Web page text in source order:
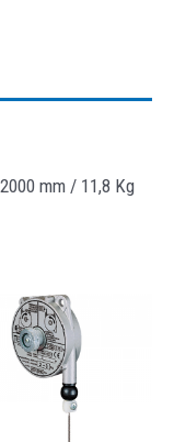
mm / 11,8 Kg